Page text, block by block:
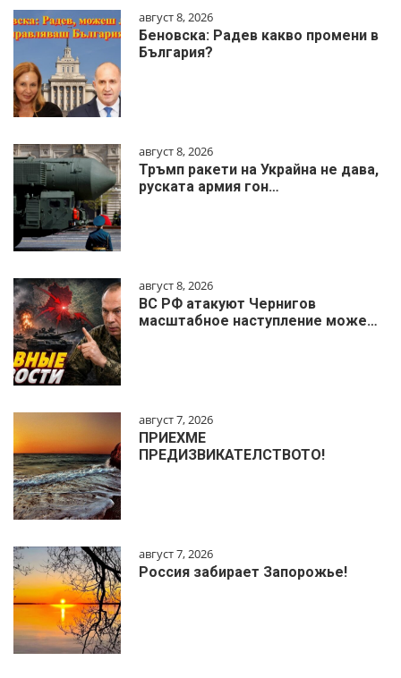
август 8, 2026
Беновска: Радев какво промени в
България?
август 8, 2026
Тръмп ракети на Украйна не дава,
руската армия гон…
август 8, 2026
ВС РФ атакуют Чернигов
масштабное наступление може…
август 7, 2026
ПРИЕХМЕ
ПРЕДИЗВИКАТЕЛСТВОТО!
август 7, 2026
Россия забирает Запорожье!